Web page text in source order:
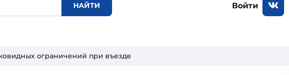
Войти
ограничений при въезде